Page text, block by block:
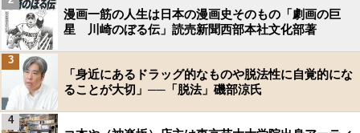
漫画一筋の人生は日本の漫画史そのもの「劇画の巨
星 川崎のぼる伝」読売新聞西部本社文化部著
「身近にあるドラッグ的なものや脱法性に自覚的にな
ることが大切」──「脱法」磯部涼氏
3
4